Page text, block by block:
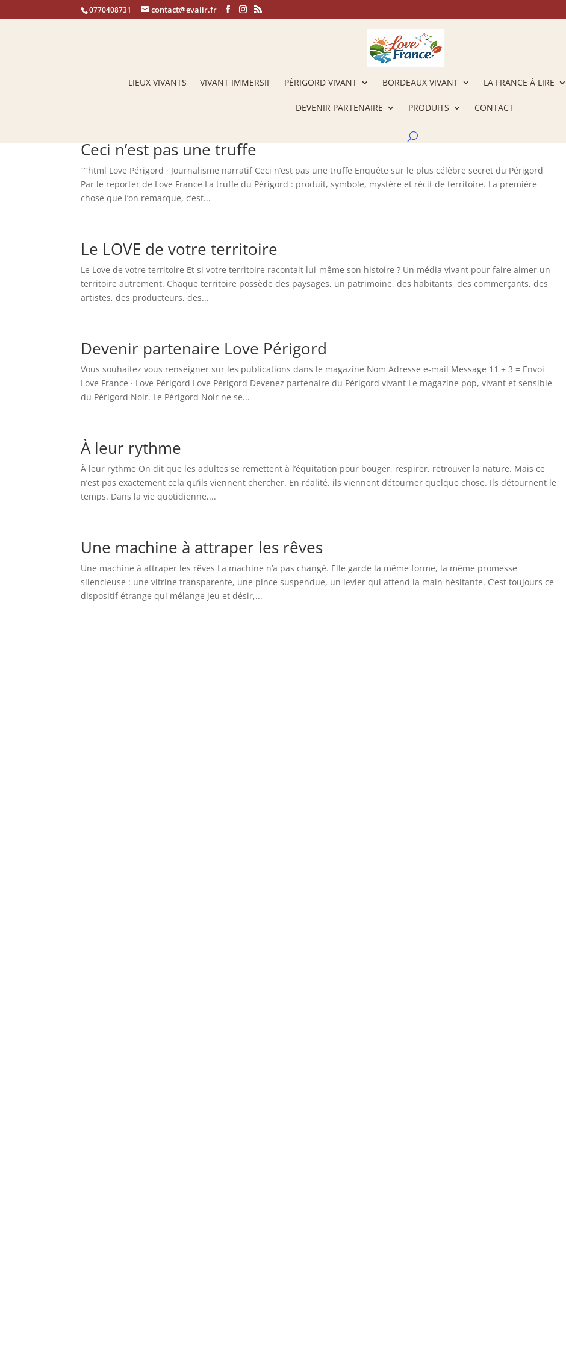
0770408731 contact@evalir.fr
LIEUX VIVANTS VIVANT IMMERSIF PÉRIGORD VIVANT BORDEAUX VIVANT LA FRANCE À LIRE
DEVENIR PARTENAIRE PRODUITS CONTACT
Ceci n’est pas une truffe
```html Love Périgord · Journalisme narratif Ceci n’est pas une truffe Enquête sur le plus célèbre secret du Périgord
Par le reporter de Love France La truffe du Périgord : produit, symbole, mystère et récit de territoire. La première
chose que l’on remarque, c’est...
Le LOVE de votre territoire
Le Love de votre territoire Et si votre territoire racontait lui-même son histoire ? Un média vivant pour faire aimer un
territoire autrement. Chaque territoire possède des paysages, un patrimoine, des habitants, des commerçants, des
artistes, des producteurs, des...
Devenir partenaire Love Périgord
Vous souhaitez vous renseigner sur les publications dans le magazine Nom Adresse e-mail Message 11 + 3 = Envoi
Love France · Love Périgord Love Périgord Devenez partenaire du Périgord vivant Le magazine pop, vivant et sensible
du Périgord Noir. Le Périgord Noir ne se...
À leur rythme
À leur rythme On dit que les adultes se remettent à l’équitation pour bouger, respirer, retrouver la nature. Mais ce
n’est pas exactement cela qu’ils viennent chercher. En réalité, ils viennent détourner quelque chose. Ils détournent le
temps. Dans la vie quotidienne,...
Une machine à attraper les rêves
Une machine à attraper les rêves La machine n’a pas changé. Elle garde la même forme, la même promesse
silencieuse : une vitrine transparente, une pince suspendue, un levier qui attend la main hésitante. C’est toujours ce
dispositif étrange qui mélange jeu et désir,...